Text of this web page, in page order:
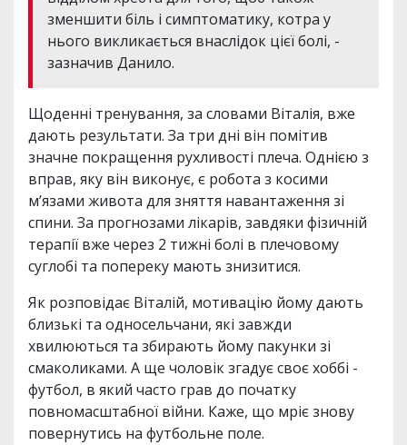
зменшити біль і симптоматику, котра у
нього викликається внаслідок цієї болі, -
зазначив Данило.
Щоденні тренування, за словами Віталія, вже
дають результати. За три дні він помітив
значне покращення рухливості плеча. Однією з
вправ, яку він виконує, є робота з косими
м’язами живота для зняття навантаження зі
спини. За прогнозами лікарів, завдяки фізичній
терапії вже через 2 тижні болі в плечовому
суглобі та попереку мають знизитися.
Як розповідає Віталій, мотивацію йому дають
близькі та односельчани, які завжди
хвилюються та збирають йому пакунки зі
смаколиками. А ще чоловік згадує своє хоббі -
футбол, в який часто грав до початку
повномасштабної війни. Каже, що мріє знову
повернутись на футбольне поле.